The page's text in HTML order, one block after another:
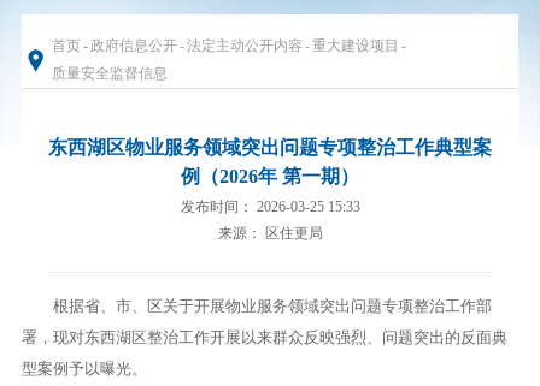
首页-政府信息公开-法定主动公开内容 -重大建设项目 -
质量安全监督信息
东西湖区物业服务领域突出问题专项整治工作典型案
例（2026年 第一期）
发布时间： 2026-03-25 15:33
来源： 区住更局
根据省、市、区关于开展物业服务领域突出问题专项整治工作部
署，现对东西湖区整治工作开展以来群众反映强烈、问题突出的反面典
型案例予以曝光。